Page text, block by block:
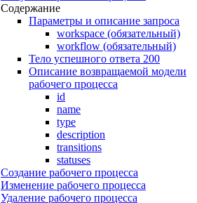
Содержание
Параметры и описание запроса
workspace (обязательный)
workflow (обязательный)
Тело успешного ответа 200
Описание возвращаемой модели
рабочего процесса
id
name
type
description
transitions
statuses
Создание рабочего процесса
Изменение рабочего процесса
Удаление рабочего процесса